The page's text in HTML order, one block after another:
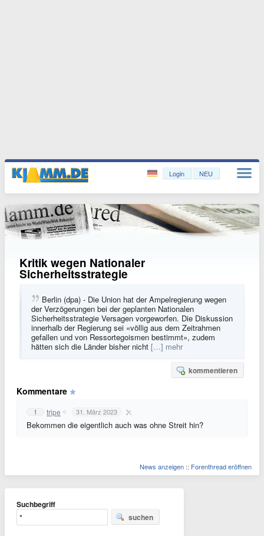
Login NEU
Kritik wegen Nationaler
Sicherheitsstrategie
Berlin (dpa) - Die Union hat der Ampelregierung wegen
der Verzögerungen bei der geplanten Nationalen
Sicherheitsstrategie Versagen vorgeworfen. Die Diskussion
innerhalb der Regierung sei «völlig aus dem Zeitrahmen
gefallen und von Ressortegoismen bestimmt», zudem
hätten sich die Länder bisher nicht […] mehr
kommentieren
Kommentare
1 tripe 31. März 2023
Bekommen die eigentlich auch was ohne Streit hin?
News anzeigen :: Forenthread eröffnen
Suchbegriff
suchen